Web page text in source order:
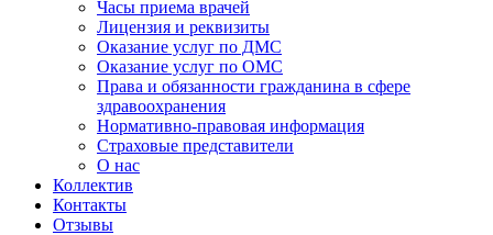
Часы приема врачей
Лицензия и реквизиты
Оказание услуг по ДМС
Оказание услуг по ОМС
Права и обязанности гражданина в сфере
здравоохранения
Нормативно-правовая информация
Страховые представители
О нас
Коллектив
Контакты
Отзывы